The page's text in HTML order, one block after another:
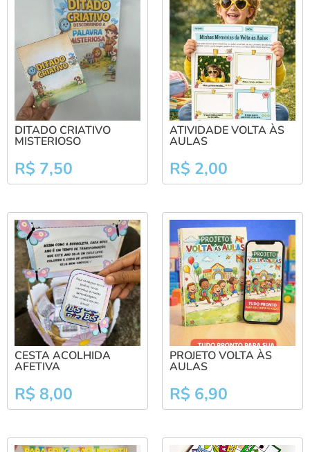
DITADO CRIATIVO
MISTERIOSO
R$ 7,50
ATIVIDADE VOLTA ÀS
AULAS
R$ 2,00
CESTA ACOLHIDA
AFETIVA
R$ 8,00
PROJETO VOLTA ÀS
AULAS
R$ 6,90